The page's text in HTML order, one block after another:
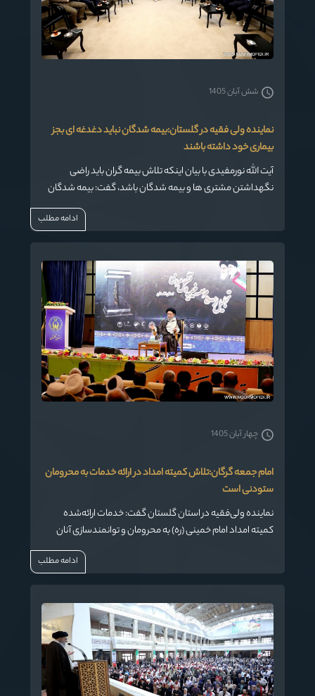
نماینده ولی فقیه در گلستان:بیمه شدگان نباید دغدغه ای بجز
بیماری خود داشته باشند
آیت الله نورمفیدی با بیان اینکه تلاش بیمه گران باید راضی
نگهداشتن مشتری ها و بیمه شدگان باشد، گفت: بیمه شدگان
باید از قرارداد بیمه ای خود راضی باشند و هیچ دغدغه ای بجز
شش آبان 1405
ادامه مطلب
امام جمعه گرگان:تلاش کمیته امداد در ارائه خدمات به محرومان
ستودنی است
نماینده ولی‌فقیه در استان گلستان گفت: خدمات ارائه‌شده
کمیته امداد امام خمینی (ره) به محرومان و توانمندسازی آنان
چهار آبان 1405
ادامه مطلب